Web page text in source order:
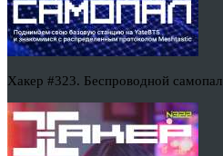
Хакер #323. Беспроводной самопал